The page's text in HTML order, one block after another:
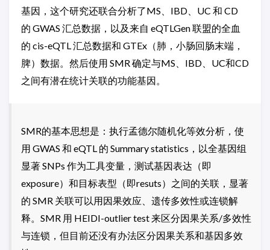
基因，这个研究还联合分析了MS、IBD、UC 和 CD
的 GWAS 汇总数据，以及来自 eQTLGen 联盟的全血
的 cis-eQTL 汇总数据和 GTEx（肺，小肠回肠末端，
脾）数据。然后使用 SMR 确定与MS、IBD、UC和CD
之间有潜在统计关联的功能基因。
SMR的基本思想是：执行孟德尔随机化等效分析，使
用 GWAS 和 eQTL 的 Summary statistics，以全基因组
显著 SNPs 作为工具变量，测试基因表达（即
exposure）和目标表型（即resuts）之间的关联，显著
的 SMR 关联可以用因果效应、遗传多效性或连锁解
释。SMR 用 HEIDI-outlier test 来区分因果关系/多效性
与连锁，但目前还没有办法区分因果关系和基因多效